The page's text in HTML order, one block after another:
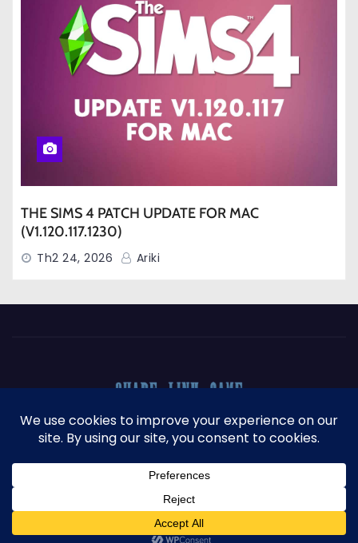
THE SIMS 4 PATCH UPDATE FOR MAC
(V1.120.117.1230)
Th2 24, 2026 Ariki
Proudly powered by WordPress
Themeansar